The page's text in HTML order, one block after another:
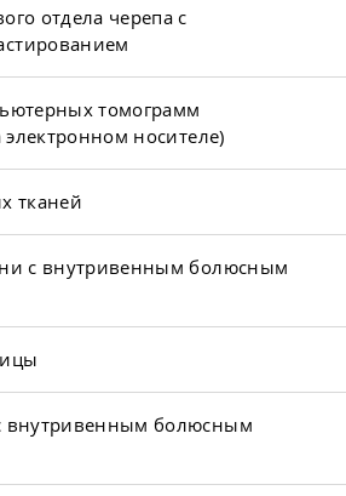
отдела черепа с
томограмм
носителе)
тканей
с внутривенным болюсным
внутривенным болюсным